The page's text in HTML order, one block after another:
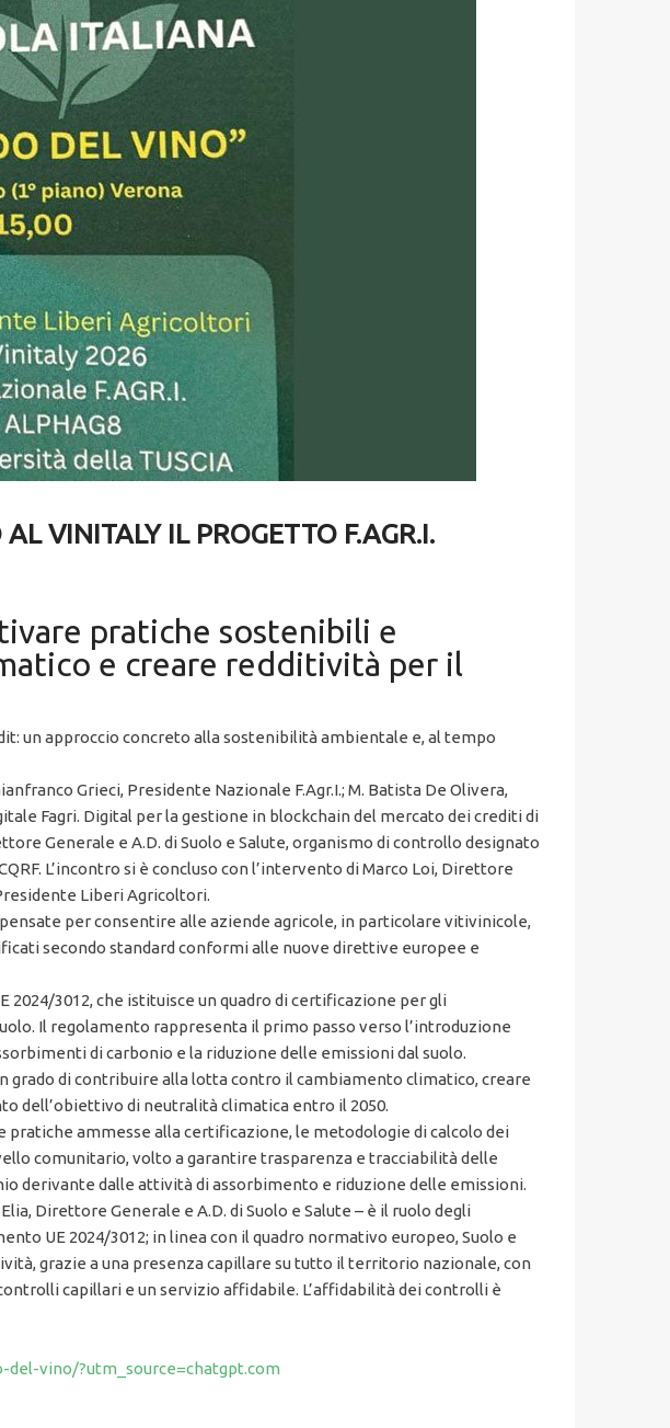
VINITALY IL PROGETTO F.AGR.I.
pratiche sostenibili e
e creare redditività per il
un approccio concreto alla sostenibilità ambientale e, al tempo
Grieci, Presidente Nazionale F.Agr.I.; M. Batista De Olivera,
Fagri. Digital per la gestione in blockchain del mercato dei crediti di
Generale e A.D. di Suolo e Salute, organismo di controllo designato
L’incontro si è concluso con l’intervento di Marco Loi, Direttore
Liberi Agricoltori.
per consentire alle aziende agricole, in particolare vitivinicole,
secondo standard conformi alle nuove direttive europee e
2024/3012, che istituisce un quadro di certificazione per gli
Il regolamento rappresenta il primo passo verso l’introduzione
di carbonio e la riduzione delle emissioni dal suolo.
di contribuire alla lotta contro il cambiamento climatico, creare
dell’obiettivo di neutralità climatica entro il 2050.
ammesse alla certificazione, le metodologie di calcolo dei
comunitario, volto a garantire trasparenza e tracciabilità delle
derivante dalle attività di assorbimento e riduzione delle emissioni.
Direttore Generale e A.D. di Suolo e Salute – è il ruolo degli
UE 2024/3012; in linea con il quadro normativo europeo, Suolo e
grazie a una presenza capillare su tutto il territorio nazionale, con
capillari e un servizio affidabile. L’affidabilità dei controlli è
vino/?utm_source=chatgpt.com